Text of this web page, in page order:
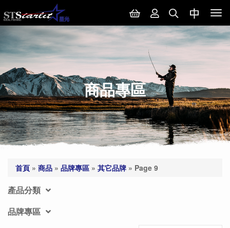
商品專區
首頁 » 商品 » 品牌專區 » 其它品牌 » Page 9
產品分類
品牌專區